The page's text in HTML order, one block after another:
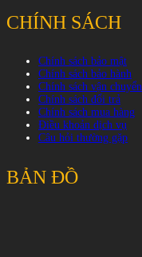
CHÍNH SÁCH
Chính sách bảo mật
Chính sách bảo hành
Chính sách vận chuyển
Chính sách đổi trả
Chính sách mua hàng
Điều khoản dịch vụ
Câu hỏi thường gặp
BẢN ĐỒ